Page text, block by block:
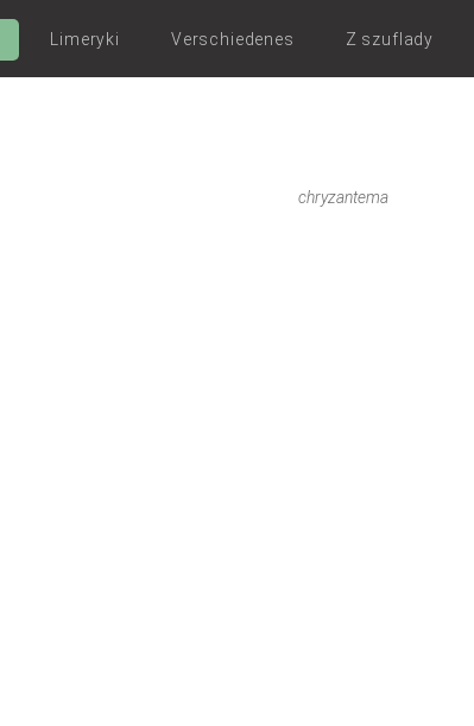
Limeryki Verschiedenes Z szuflady
chryzantema